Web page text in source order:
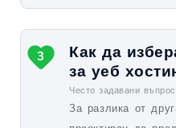
Как да
за уеб
Често задавани
За разлика от
3